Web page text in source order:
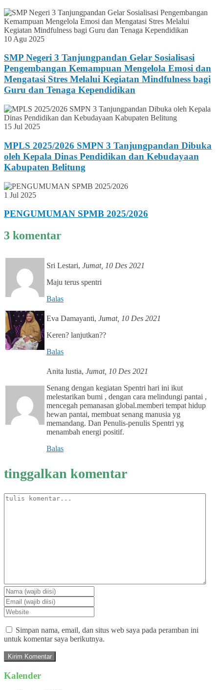
10 Agu 2025
SMP Negeri 3 Tanjungpandan Gelar Sosialisasi
Pengembangan Kemampuan Mengelola Emosi dan
Mengatasi Stres Melalui Kegiatan Mindfulness bagi
Guru dan Tenaga Kependidikan
15 Jul 2025
MPLS 2025/2026 SMPN 3 Tanjungpandan Dibuka
oleh Kepala Dinas Pendidikan dan Kebudayaan
Kabupaten Belitung
1 Jul 2025
PENGUMUMAN SPMB 2025/2026
3 komentar
Sri Lestari, Jumat, 10 Des 2021
Maju terus spentri
Balas
Eva Damayanti, Jumat, 10 Des 2021
Keren? lanjutkan??
Balas
Anita lustia, Jumat, 10 Des 2021
Senang dengan kegiatan Spentri hari ini ikut
melestarikan bumi , dengan cara melindungi pantai ,
mencegah pemanasan global.memberi tempat hidup
hewan pantai, membuat senang manusia yg
memandang. Dan Penulis-penulis Spentri yg
menambah energi positif.
Balas
tinggalkan komentar
Simpan nama, email, dan situs web saya pada peramban ini
untuk komentar saya berikutnya.
Kalender